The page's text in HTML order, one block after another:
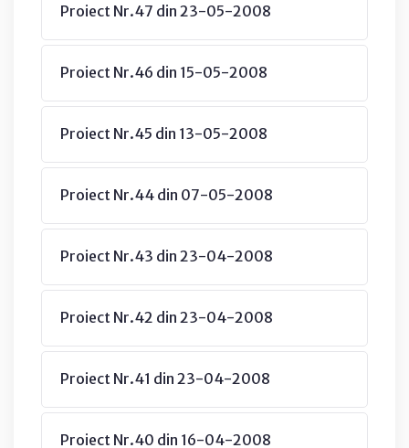
Proiect Nr.47 din 23-05-2008
Proiect Nr.46 din 15-05-2008
Proiect Nr.45 din 13-05-2008
Proiect Nr.44 din 07-05-2008
Proiect Nr.43 din 23-04-2008
Proiect Nr.42 din 23-04-2008
Proiect Nr.41 din 23-04-2008
Proiect Nr.40 din 16-04-2008